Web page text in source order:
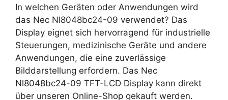
In welchen Geräten oder Anwendungen wird
das Nec Nl8048bc24-09 verwendet? Das
Display eignet sich hervorragend für industrielle
Steuerungen, medizinische Geräte und andere
Anwendungen, die eine zuverlässige
Bilddarstellung erfordern. Das Nec
Nl8048bc24-09 TFT-LCD Display kann direkt
über unseren Online-Shop gekauft werden.